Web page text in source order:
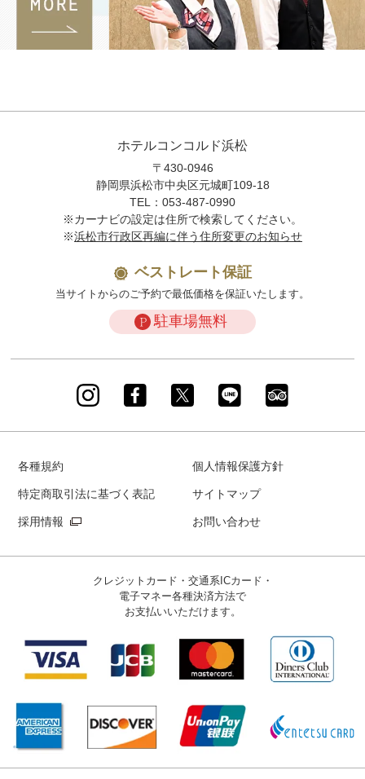
ホテルコンコルド浜松
〒430-0946
静岡県浜松市中央区元城町109-18
TEL：053-487-0990
※カーナビの設定は住所で検索してください。
※浜松市行政区再編に伴う住所変更のお知らせ
ベストレート保証
当サイトからのご予約で最低価格を保証いたします。
駐車場無料
各種規約 個人情報保護方針
特定商取引法に基づく表記 サイトマップ
採用情報 お問い合わせ
クレジットカード・交通系ICカード・
電子マネー各種決済方法で
お支払いいただけます。